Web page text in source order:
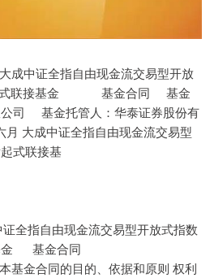
，专门账 户称为侧袋账户 致公允价值存在重大不确定性的资产；（二）按摊余成本计量且计提资产减值准 备仍导致资产价值存在重大不确定性的资产；（三）其他资产价值存在重大不确 定性的资产 事件。 大成中证全指自由现金流交易型开放式指数证券投资基金发起式联接基金 基金合同 第三部分 基金的基本情况 一、基金名称 大成中证全指自由现金流交易型开放式指数证券投资基金发起式联接基金 二、基金的类别 指数基金、联接基金、发起式证券投资基金 三、基金的运作方式 契约型开放式 四、基金的投资目标 本基金主要投资于目标 ETF，紧密跟踪业绩比较基准，追求跟踪偏离度和跟 踪误差的最小化。 五、基金的最低募集份额总额 本基金为发起式基金，基金募集份额总额不少于 1000 万份，基金募集金额 不少于 1000 万元，其中，发起资金提供方认购本基金的总金额不少于 1000 万元， 且持有期限自基金合同生效日起不少于 3 年。 六、基金份额发售面值和认购费用 本基金基金份额发售面值为人民币 1.00 元。 本基金A类基金份额收取认购费用，认购费率按招募说明书及基金产品资料 概要的规定执行。本基金C类基金份额不收取认购费用。 七、发起资金的来源 本基金为发起式基金，发起资金来源于基金管理人股东的资金、基金管理人 固有资金、基金管理人高级管理人员或基金经理等人员的资金。发起资金认购本 基金的金额不低于1000万元，且发起资金认购的基金份额持有期限不低于三年。 大成中证全指自由现金流交易型开放式指数证券投资基金发起式联接基金 基金合同 期间上述基金份额不能赎回。认购份额的高级管理人员或基金经理等人员在上述 期限内离职的，其持有期限的承诺不受影响。 法律法规或监管规则另有规定的，从其规定。 八、基金存续期限 不定期 九、基金份额类别 本基金根据认购/申购费用、销售服务费收取方式等的不同，将基金份额分 为不同的类别。其中 A 类基金份额为在投资人认购/申购时收取前端认购/申购费 用，且不从本类别基金资产中计提销售服务费的基金份额；C 类基金份额为从本 类别基金资产中计提销售服务费，且不收取认购/申购费用的基金份额。 本基金 A 类、C 类基金份额分别设置代码。由于基金费用的不同，本基金 A 类基金份额、C 类基金份额将分别计算基金份额净值，计算公式为计算日各类别 基金资产净值除以计算日该类别基金份额总数。投资者可自行选择认/申购的基 金份额类别。 有关基金份额类别的具体设置、费率水平等由基金管理人确定，并在招募说 明书及基金产品资料概要中公告。在不违反法律法规、基金合同的规定以及对基 金份额持有人利益无实质性不利影响的情况下，经与基金托管人协商一致，基金 管理人可在履行适当程序后调整基金份额类别设置、对基金份额分类办法及规则 进行调整，并在调整实施之日前依照《信息披露办法》的有关规定在规定媒介上 公告，不需要召开基金份额持有人大会。 十、标的指数 本基金的标的指数为目标 ETF 的标的指数，即中证全指自由现金流指数。 未来如果目标 ETF 的标的指数发生变更，则本基金的标的指数将随之变更， 并可相应变更业绩基准和基金名称并及时公告。 十一、本基金与目标 ETF 的联系与区别 大成中证全指自由现金流交易型开放式指数证券投资基金发起式联接基金 基金合同 本基金为目标 ETF 的联接基金。本基金主要投资于目标 ETF 以求达到投资 目标，目标 ETF 的标的指数和本基金的标的指数一致，投资目标相似。 在投资方法上，本基金为目标 ETF 的联接基金，主要通过投资于目标 ETF 来跟踪标的指数；本基金的目标 ETF 主要采用复制法来跟踪标的指数。 在交易方式上，本基金投资者目前只能通过场外销售机构以现金的方式申购、 赎回；本基金的目标 ETF 属于交易型开放式指数证券投资基金，目标 ETF 的投 资者可以在二级市场上买卖 ETF，也可以根据申购赎回清单按照申购、赎回对价 通过申购赎回代理机构申购、赎回 ETF。 本基金与目标 ETF 业绩表现可能出现差异，可能引发差异的因素主要包括： 股指期货、国债期货、股票期权合约需缴纳的交易保证金后，将不低于基金资产 净值 5%的资产投资于现金或者到期日在一年以内的政府债券；目标 ETF 不受 上述投资比例的限制。 值产生一定影响；目标 ETF 申购赎回根据申购赎回清单按照申购、赎回对价办 理，申购赎回对基金净值的影响较小。 大成中证全指自由现金流交易型开放式指数证券投资基金发起式联接基金 基金合同 第四部分 基金份额的发售 一、基金份额的发售时间、发售方式、发售对象 自基金份额发售之日起最长不得超过 3 个月，具体发售时间见基金份额发售 公告。 通过各销售机构的基金销售网点公开发售，各销售机构的具体名单见基金份 额发售公告以及基金管理人届时发布的调整销售机构的相关公告。 符合法律法规规定的可投资于证券投资基金的个人投资者、机构投资者、发 起资金提供方、合格境外投资者以及法律法规或中国证监会允许购买证券投资基 金的其他投资人。 二、基金份额的认购 本基金 A 类基金份额的认购费率由基金管理人决定，并在招募说明书及基 金产品资料概要中列示。基金认购费用不列入基金财产。本基金 C 类基金份额 不收取认购费用。 有效认购款项在募集期间产生的利息将折算为基金份额归基金份额持有人 所有，其中利息转份额的具体数额以登记机构的记录为准。 基金认购份额具体的计算方法在招募说明书中列示。 认购份额的计算保留到小数点后 2 位，小数点 2 位以后的部分四舍五入，由 此误差产生的收益或损失由基金财产承担。 基金销售机构对认购申请的受理并不代表该申请一定成功，而仅代表销售机 构确实接收到认购申请。认购的确认以登记机构的确认结果为准。对于认购申请 及认购份额的确认情况，投资人应及时查询并妥善行使合法权利。 大成中证全指自由现金流交易型开放式指数证券投资基金发起式联接基金 基金合同 三、基金份额认购金额的限制 体限制请参看招募说明书或相关公告。 体限制和处理方法请参看招募说明书或相关公告。 撤销。 大成中证全指自由现金流交易型开放式指数证券投资基金发起式联接基金 基金合同 第五部分 基金备案 一、基金备案的条件 本基金自基金份额发售之日起 3 个月内，使用发起资金认购本基金的金额 不少于 1000 万元，且发起资金认购方承诺认购的基金份额持有期限自基金合同 生效日起不少于 3 年的条件下，基金募集期届满或基金管理人依据法律法规及招 募说明书可以决定停止基金发售，并在 10 日内聘请法定验资机构验资，验资报 告需对发起资金提供方及其持有份额进行专门说明，自收到验资报告之日起 10 日内，向中国证监会办理基金备案手续。 基金募集达到基金备案条件的，自基金管理人办理完毕基金备案手续并取 得中国证监会书面确认之日起，《基金合同》生效；否则《基金合同》不生效。 基金管理人在收到中国证监会确认文件的次日对《基金合同》生效事宜予以公告。 基金管理人应将基金募集期间募集的资金存入专门账户，在基金募集行为结束前， 任何人不得动用。 二、基金合同不能生效时募集资金的处理方式 如果募集期限届满，未满足基金备案条件，基金管理人应当承担下列责任： 同期活期存款利息； 基金管理人、基金托管人和销售机构为基金募集支付之一切费用应由各方各自承 担。 三、基金存续期内的基金份额持有人数量和资产规模 基金合同生效之日起 3 年后的对应日，若基金资产净值低于 2 亿元，基金 合同自动终止，且不得通过召开基金份额持有人大会延续基金合同期限。若届时 的法律法规或中国证监会规定发生变化，上述终止规定被取消、更改或补充时， 则本基金可以参照届时有效的法律法规或中国证监会规定执行。 《基金合同》生效满 3 年后继续存续的，连续 20 个工作日出现基金份额持 有人数量不满 200 人或者基金资产净值低于 5000 万元情形的，基金管理人应当 大成中证全指自由现金流交易型开放式指数证券投资基金发起式联接基金 基金合同 在定期报告中予以披露；连续 60 个工作日出现前述情形的，基金管理人应当在 与其他基金合并或者终止基金合同等，并在 6 个月内召集基金份额持有人大会。 法律法规或中国证监会另有规定时，从其规定。 大成中证全指自由现金流交易型开放式指数证券投资基金发起式联接基金 基金合同 第六部分 基金份额的申购与赎回 一、申购和赎回场所 本基金的申购与赎回将通过销售机构进行。具体的销售机构将由基金管理人 在招募说明书或其他相关公告中列明。基金管理人可根据情况变更或增减销售机 构，并在基金管理人网站公示。基金投资者应当在销售机构办理基金销售业务的 营业场所或按销售机构提供的其他方式办理基金份额的申购与赎回。 二、申购和赎回的开放日及时间 投资人在开放日办理基金份额的申购和赎回，具体办理时间为上海证券交易 所、深圳证券交易所的正常交易日的交易时间，但基金管理人根据法律法规、中 国证监会的要求或本基金合同的规定公告暂停申购、赎回时除外。 基金合同生效后，若出现新的证券/期货交易市场、证券/期货交易所交易时 间变更或其他特殊情况，基金管理人将视情况对前述开放日及开放时间进行相应 的调整，但应在实施日前依照《信息披露办法》的有关规定在规定媒介上公告。 基金管理人可根据实际情况依法决定本基金开始办理申购的具体日期，具体 业务办理时间在申购开始公告中规定。 基金管理人自基金合同生效之日起不超过 3 个月开始办理赎回，具体业务办 理时间在赎回开始公告中规定。 在确定申购开始与赎回开始时间后，基金管理人应在申购、赎回开放日前依 照《信息披露办法》的有关规定在规定媒介上公告申购与赎回的开始时间。 基金管理人不得在基金合同约定之外的日期或者时间办理基金份额的申购、 赎回或者转换。投资人在基金合同约定之外的日期和时间提出申购、赎回或转换 申请且登记机构确认接受的，其基金份额申购、赎回价格为下一开放日该类基金 份额申购、赎回的价格。 三、申购与赎回的原则 额净值为基准进行计算； 大成中证全指自由现金流交易型开放式指数证券投资基金发起式联接基金 基金合同 序赎回； 投资者的合法权益不受损害并得到公平对待。 基金管理人可在法律法规允许的情况下，对上述原则进行调整。基金管理人 必须在新规则开始实施前依照《信息披露办法》的有关规定在规定媒介上公告。 四、申购与赎回的程序 投资人必须根据销售机构规定的程序，在开放日的具体业务办理时间内提出 申购或赎回的申请。 投资人申购基金份额时，必须全额交付申购款项，投资人交付申购款项，申 购成立；基金份额登记机构确认基金份额时，申购生效。 基金份额持有人递交赎回申请，赎回成立；基金份额登记机构确认赎回时， 赎回生效。投资者赎回申请生效后，基金管理人将在 T＋7 日(包括该日)内支付 赎回款项。在发生巨额赎回或本基金合同载明的延缓支付赎回款项的情形时，款 项的支付办法参照本基金合同有关条款处理。 如遇交易所或交易市场数据传输延迟、通讯系统故障、银行数据交换系统故 障或其他非基金管理人及基金托管人所能控制的因素影响业务处理流程时，赎回 款项顺延至上述情形消失的下一个工作日划出。 基金管理人应以交易时间结束前受理有效申购和赎回申请的当天作为申购 或赎回申请日(T 日)，在正常情况下，本基金登记机构在 T+1 日内对该交易的有 效性进行确认。T 日提交的有效申请，投资人可在 T+2 日后(包括该日)到销售网 点柜台或以销售机构规定的其他方式查询申请的确认情况。若申购不成功或无效， 则申购款项退还给投资人。 销售机构对申购、赎回申请的受理并不代表该申请一定成功，而仅代表销售 大成中证全指自由现金流交易型开放式指数证券投资基金发起式联接基金 基金合同 机构确实接收到申请。申购、赎回申请的确认以登记机构的确认结果为准。对于 申请的确认情况，投资人应及时查询并妥善行使合法权利，否则，由此产生的投 资人的任何损失由投资人自行承担。 基金管理人可以在不违反法律法规规定的前提下，对上述业务办理规则进行 调整，并在调整实施前按照《信息披露办法》的有关规定在规定媒介上公告。 五、申购和赎回的数量限制 回的最低份额，也可对基金的总规模进行限制，具体规定请参见招募说明书或相 关公告。 体规定请参见招募说明书或相关公告。 申购金额上限、单日净申购比例上限，具体规定请参见招募说明书或相关公告。 基金管理人应当采取设定单一投资者申购金额上限或基金单日净申购比例上限、 拒绝大额申购、暂停基金申购等措施，切实保护存量基金份额持有人的合法权益。 基金管理人基于投资运作与风险控制的需要，可采取上述措施对基金规模予以控 制。具体见基金管理人相关公告。 份额等数量限制。基金管理人必须在调整实施前依照《信息披露办法》的有关规 定